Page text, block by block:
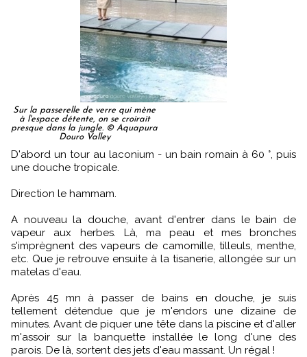
Sur la passerelle de verre qui mène
à l'espace détente, on se croirait
presque dans la jungle. © Aquapura
Douro Valley
D'abord un tour au laconium - un bain romain à 60 °, puis
une douche tropicale.
Direction le hammam.
A nouveau la douche, avant d'entrer dans le bain de
vapeur aux herbes. Là, ma peau et mes bronches
s'imprègnent des vapeurs de camomille, tilleuls, menthe,
etc. Que je retrouve ensuite à la tisanerie, allongée sur un
matelas d'eau.
Après 45 mn à passer de bains en douche, je suis
tellement détendue que je m'endors une dizaine de
minutes. Avant de piquer une tête dans la piscine et d'aller
m'assoir sur la banquette installée le long d'une des
parois. De là, sortent des jets d'eau massant. Un régal !